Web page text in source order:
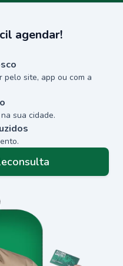
agendar!
pelo site, app ou com a
sua cidade.